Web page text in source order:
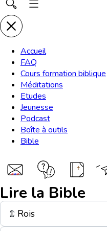
Accueil
FAQ
Cours formation biblique
Méditations
Etudes
Jeunesse
Podcast
Boîte à outils
Bible
Lire la Bible